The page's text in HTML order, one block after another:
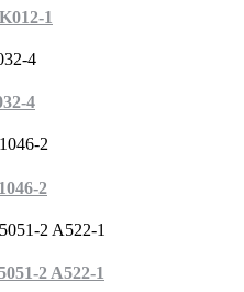
1
4
2
2 A522-1